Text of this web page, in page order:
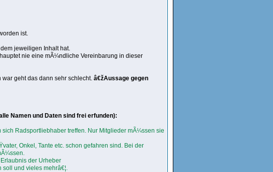
ist.
jeweiligen Inhalt hat.
nie eine mÃ¼ndliche Vereinbarung in dieser
geht das dann sehr schlecht. â€žAussage gegen
Namen und Daten sind frei erfunden):
Radsportliebhaber treffen. Nur Mitglieder mÃ¼ssen sie
Onkel, Tante etc. schon gefahren sind. Bei der
der Urheber
und vieles mehrâ€¦.